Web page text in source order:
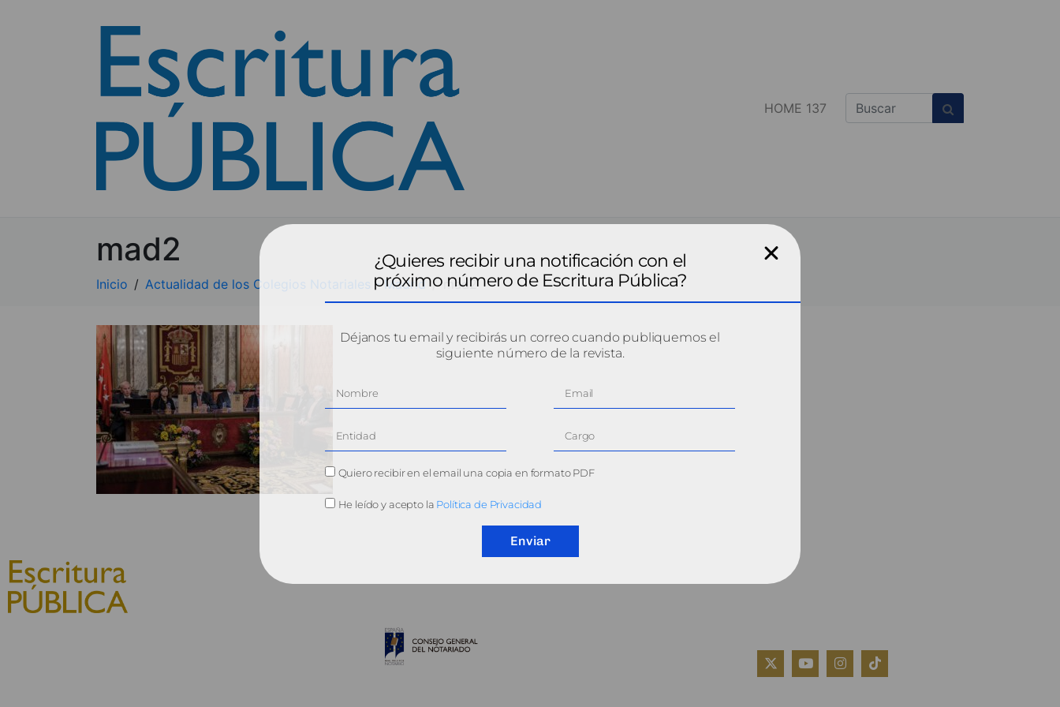
HOME 137
mad2
Inicio Actualidad de los Colegios Notariales - Madrid mad2
QUIÉNES SOMOS
¿Quieres recibir una notificación con el
próximo número de Escritura Pública?
Déjanos tu email y recibirás un correo cuando publiquemos el
siguiente número de la revista.
Quiero recibir en el email una copia en formato PDF
He leído y acepto la Política de Privacidad
Enviar